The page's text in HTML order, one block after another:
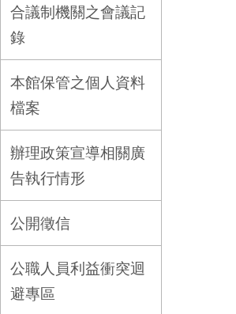
合議制機關之會議記
錄
本館保管之個人資料
檔案
辦理政策宣導相關廣
告執行情形
公開徵信
公職人員利益衝突迴
避專區